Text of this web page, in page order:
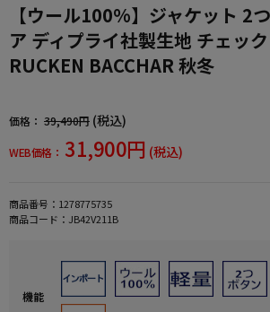
【ウール100%】ジャケット 2
ア ディプライ社製生地 チェッ
RUCKEN BACCHAR 秋冬
価格： 39,490円 (税込)
WEB価格： 31,900円 (税込)
商品番号： 1278775735
商品コード： JB42V211B
機能